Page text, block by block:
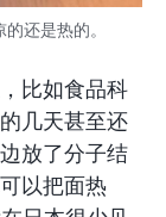
还是热的。
比如食品科
几天甚至还
放了分子结
以把面热